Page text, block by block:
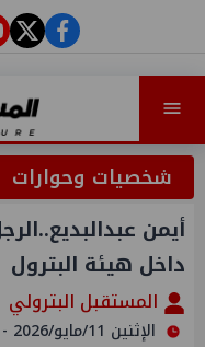
شخصيات وحوارات
أيمن
داخل هيئة البترول
المستقبل البترولي
الإثنين 11/مايو/2026 - 08:13 م